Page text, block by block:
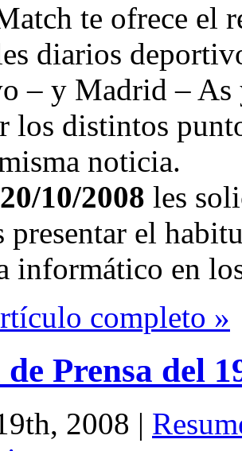
te ofrece el
diarios
– y Madrid – As
los distintos
noticia.
20/10/2008 les
presentar el
informático en
completo »
Prensa del
2008 |